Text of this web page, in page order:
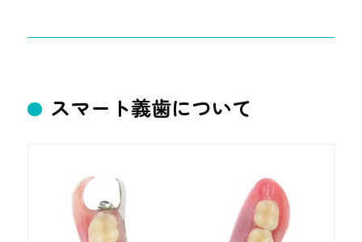
スマート義歯について